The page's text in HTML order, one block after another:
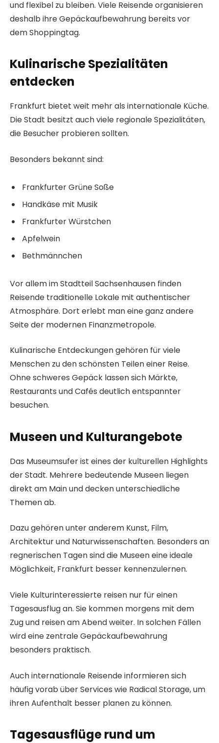
und flexibel zu bleiben. Viele Reisende organisieren
deshalb ihre Gepäckaufbewahrung bereits vor
dem Shoppingtag.
Kulinarische Spezialitäten
entdecken
Frankfurt bietet weit mehr als internationale Küche.
Die Stadt besitzt auch viele regionale Spezialitäten,
die Besucher probieren sollten.
Besonders bekannt sind:
Frankfurter Grüne Soße
Handkäse mit Musik
Frankfurter Würstchen
Apfelwein
Bethmännchen
Vor allem im Stadtteil Sachsenhausen finden
Reisende traditionelle Lokale mit authentischer
Atmosphäre. Dort erlebt man eine ganz andere
Seite der modernen Finanzmetropole.
Kulinarische Entdeckungen gehören für viele
Menschen zu den schönsten Teilen einer Reise.
Ohne schweres Gepäck lassen sich Märkte,
Restaurants und Cafés deutlich entspannter
besuchen.
Museen und Kulturangebote
Das Museumsufer ist eines der kulturellen Highlights
der Stadt. Mehrere bedeutende Museen liegen
direkt am Main und decken unterschiedliche
Themen ab.
Dazu gehören unter anderem Kunst, Film,
Architektur und Naturwissenschaften. Besonders an
regnerischen Tagen sind die Museen eine ideale
Möglichkeit, Frankfurt besser kennenzulernen.
Viele Kulturinteressierte reisen nur für einen
Tagesausflug an. Sie kommen morgens mit dem
Zug und reisen am Abend weiter. In solchen Fällen
wird eine zentrale Gepäckaufbewahrung
besonders praktisch.
Auch internationale Reisende informieren sich
häufig vorab über Services wie Radical Storage, um
ihren Aufenthalt besser planen zu können.
Tagesausflüge rund um